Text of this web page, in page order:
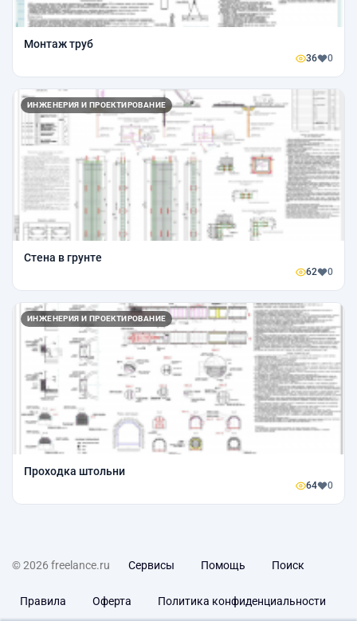
Монтаж труб
36 0
ИНЖЕНЕРИЯ И ПРОЕКТИРОВАНИЕ
Стена в грунте
62 0
ИНЖЕНЕРИЯ И ПРОЕКТИРОВАНИЕ
Проходка штольни
64 0
© 2026 freelance.ru Сервисы Помощь Поиск
Правила Оферта Политика конфиденциальности